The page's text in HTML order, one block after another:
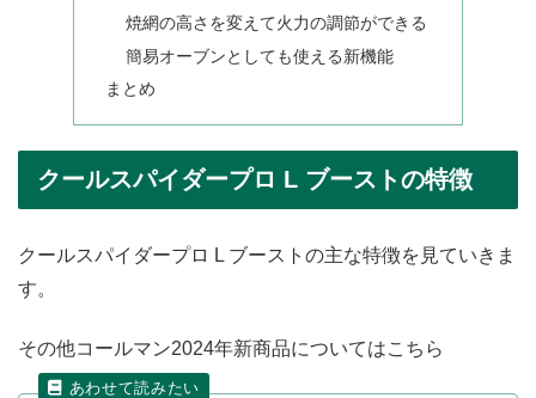
焼網の高さを変えて火力の調節ができる
簡易オーブンとしても使える新機能
まとめ
クールスパイダープロ L ブーストの特徴
クールスパイダープロ L ブーストの主な特徴を見ていきま
す。
その他コールマン2024年新商品についてはこちら